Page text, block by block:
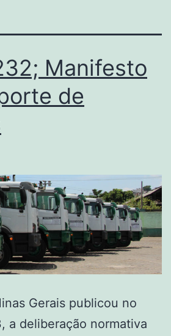
Manifesto
de
Gerais publicou no
a deliberação normativa